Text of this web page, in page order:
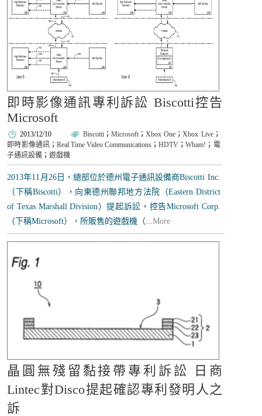
即時影像通訊專利訴訟 Biscotti控告
Microsoft
2013/12/10 Biscotti ；Microsoft ；Xbox One ；Xbox Live；
即時影像通訊 ；Real Time Video Communications ；HDTV ；Wham! ； 電
子通訊設備 ；遊戲機
2013年11月26日，總部位於德州電子通訊設備商Biscotti Inc.
（下稱Biscotti），向東德州聯邦地方法院（Eastern District
of Texas Marshall Division）提起訴訟，控告Microsoft Corp.
（下稱Microsoft），所販售的遊戲機（...More
晶圓無殘留黏接帶專利訴訟 日商
Lintec對Disco提起確認專利發明人之
訴